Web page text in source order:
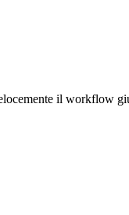
il workflow